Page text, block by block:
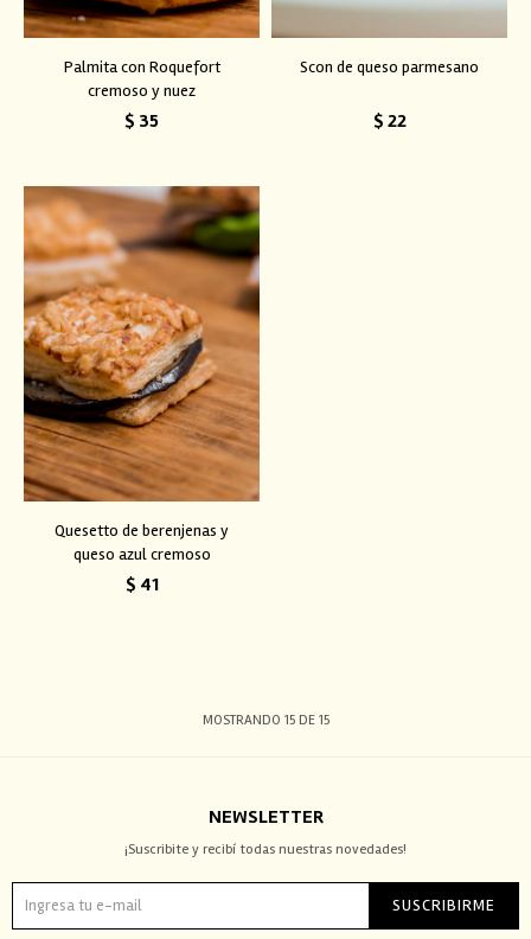
Palmita con Roquefort
cremoso y nuez
$ 35
Scon de queso parmesano
$ 22
Quesetto de berenjenas y
queso azul cremoso
$ 41
MOSTRANDO 15DE 15
NEWSLETTER
¡Suscribite y recibí todas nuestras novedades!
SUSCRIBIRME